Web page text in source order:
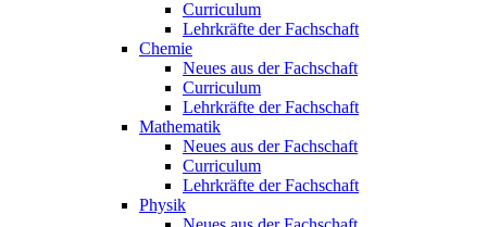
Curriculum
Lehrkräfte der Fachschaft
Chemie
Neues aus der Fachschaft
Curriculum
Lehrkräfte der Fachschaft
Mathematik
Neues aus der Fachschaft
Curriculum
Lehrkräfte der Fachschaft
Physik